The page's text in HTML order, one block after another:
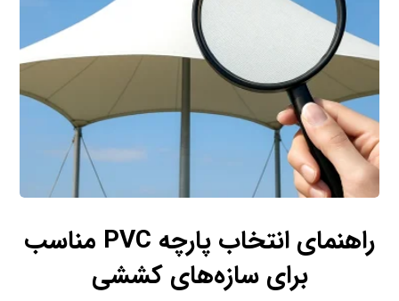
راهنمای انتخاب پارچه PVC مناسب
برای سازه‌های کششی